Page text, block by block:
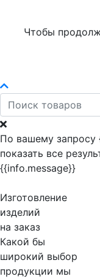
Чтобы
По вашему запросу
показать все
{{info.message}}
Изготовление
изделий
на заказ
Какой бы
широкий выбор
продукции мы